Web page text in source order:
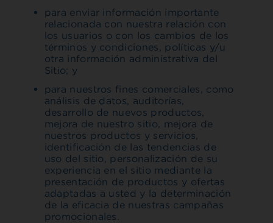
para enviar información importante
relacionada con nuestra relación con
los usuarios o con los cambios de los
términos y condiciones, políticas y/u
otra información administrativa del
Sitio; y
para nuestros fines comerciales, como
análisis de datos, auditorías,
desarrollo de nuevos productos,
mejora de nuestro sitio, mejora de
nuestros productos y servicios,
identificación de las tendencias de
uso del sitio, personalización de su
experiencia en el sitio mediante la
presentación de productos y ofertas
adaptadas a usted y la determinación
de la eficacia de nuestras campañas
promocionales.